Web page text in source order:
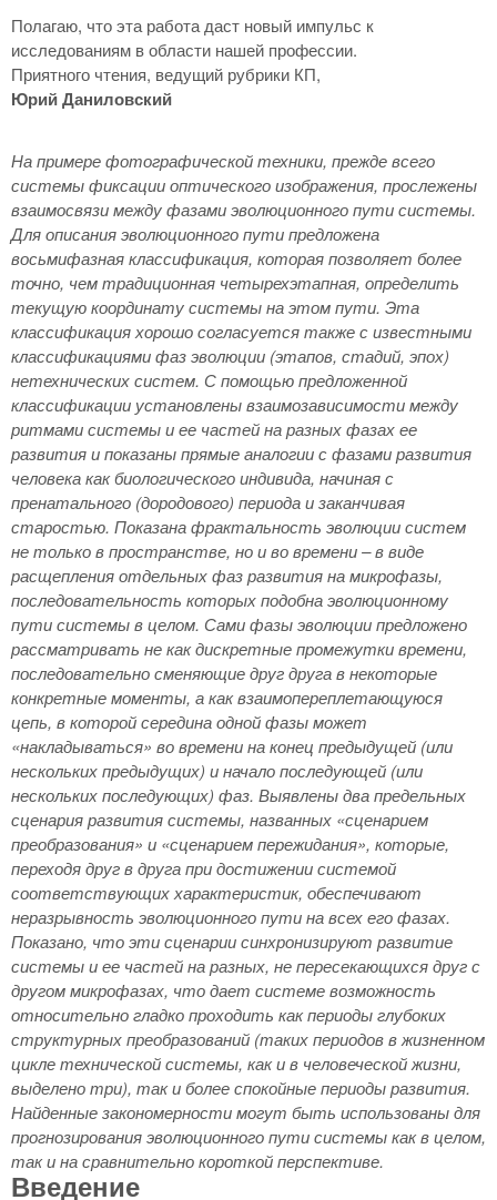
Полагаю, что эта работа даст новый импульс к
исследованиям в области нашей профессии.
Приятного чтения, ведущий рубрики КП,
Юрий Даниловский
На примере фотографической техники, прежде всего
системы фиксации оптического изображения, прослежены
взаимосвязи между фазами эволюционного пути системы.
Для описания эволюционного пути предложена
восьмифазная классификация, которая позволяет более
точно, чем традиционная четырехэтапная, определить
текущую координату системы на этом пути. Эта
классификация хорошо согласуется также с известными
классификациями фаз эволюции (этапов, стадий, эпох)
нетехнических систем. С помощью предложенной
классификации установлены взаимозависимости между
ритмами системы и ее частей на разных фазах ее
развития и показаны прямые аналогии с фазами развития
человека как биологического индивида, начиная с
пренатального (дородового) периода и заканчивая
старостью. Показана фрактальность эволюции систем
не только в пространстве, но и во времени – в виде
расщепления отдельных фаз развития на микрофазы,
последовательность которых подобна эволюционному
пути системы в целом. Сами фазы эволюции предложено
рассматривать не как дискретные промежутки времени,
последовательно сменяющие друг друга в некоторые
конкретные моменты, а как взаимопереплетающуюся
цепь, в которой середина одной фазы может
«накладываться» во времени на конец предыдущей (или
нескольких предыдущих) и начало последующей (или
нескольких последующих) фаз. Выявлены два предельных
сценария развития системы, названных «сценарием
преобразования» и «сценарием пережидания», которые,
переходя друг в друга при достижении системой
соответствующих характеристик, обеспечивают
неразрывность эволюционного пути на всех его фазах.
Показано, что эти сценарии синхронизируют развитие
системы и ее частей на разных, не пересекающихся друг с
другом микрофазах, что дает системе возможность
относительно гладко проходить как периоды глубоких
структурных преобразований (таких периодов в жизненном
цикле технической системы, как и в человеческой жизни,
выделено три), так и более спокойные периоды развития.
Найденные закономерности могут быть использованы для
прогнозирования эволюционного пути системы как в целом,
так и на сравнительно короткой перспективе.
Введение